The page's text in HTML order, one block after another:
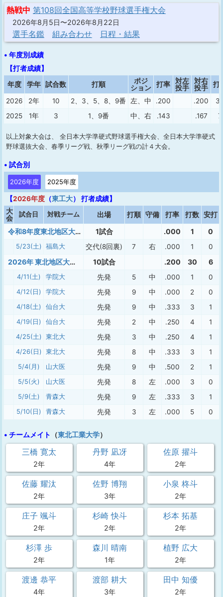
熱戦中 第108回全国高等学校野球選手権大会
2026年8月5日〜2026年8月22日
選手名鑑 組み合わせ 日程・結果
• 年度別成績
【打者成績】
年度
学年 試合数 打順
ポジ
ション
打率
対左
投手
対右
投手
打
2026 2年 10 2、3、5、8、9番 左、中 .200 .200
2025
1年 3 1、9番 中、右 .143 .167 7
以上対象大会は、 全日本大学準硬式野球選手権大会、全日本大学準硬式
野球選抜大会、春季リーグ戦、秋季リーグ戦の計４大会。
• 試合別
2026年度 2025年度
【2026年度 （東工大） 打者成績】
大
会
試合日 対戦チーム 出場 打順 守備 打率 打数 安打
令和8年度東北地区大学準硬式野球連盟春季リーグ戦 一部・二部リーグ入れ替え戦 1試合 .000 1 0
5/23(土) 福島大 交代(8回裏) 7 右 .000 1 0
2026年 東北地区大学準硬式春季一部リーグ 10試合 .200 30 6
4/11(土) 学院大 先発 5 中 .000 1 0
4/12(日) 学院大 先発 9 中 .000 2 0
4/18(土) 仙台大 先発 9 中 .333 3 1
4/19(日) 仙台大 先発 2 中 .250 4 1
4/25(土) 東北大 先発 3 中 .250 4 1
4/26(日) 東北大 先発 8 中 .333 3 1
5/4(月) 山大医 先発 9 中 .500 2 1
5/5(火) 山大医 先発 8 左 .000 3 0
5/9(土) 青森大 先発 9 左 .333 3 1
5/10(日) 青森大 先発 3 左 .000 5 0
• チームメイト （東北工業大学）
三橋 寛太
2年
丹野 凪冴
4年
佐原 擢斗
2年
佐藤 耀汰
2年
佐野 博翔
3年
小泉 柊斗
2年
庄子 颯斗
2年
杉崎 快斗
2年
杉本 拓基
2年
杉澤 歩
2年
森川 晴南
1年
植野 広大
2年
渡邊 恭平
4年
渡部 耕大
3年
田中 知優
2年